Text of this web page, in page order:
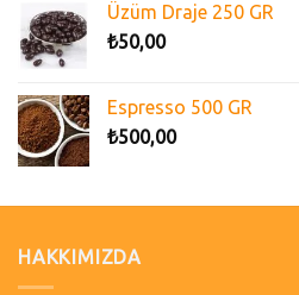
Üzüm Draje 250 GR
₺50,00
Espresso 500 GR
₺500,00
HAKKIMIZDA